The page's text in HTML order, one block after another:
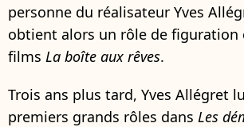
personne du réalisateur Yves
obtient alors un rôle de figuration
films La boîte aux rêves.
Trois ans plus tard, Yves Allégret
premiers grands rôles dans Les